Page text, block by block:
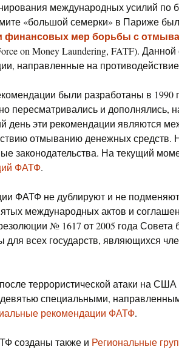
международных усилий по
«большой семерки» в Париже
финансовых мер борьбы с
on Money Laundering, FATF).
направленные на
были разработаны в 1990
пересматривались и дополнялись,
день эти рекомендации являются
отмыванию денежных средств.
законодательства. На текущий
ФАТФ.
ФАТФ не дублируют и не
международных актов и
№ 1617 от 2005 года
для всех государств, являющихся
террористической атаки на
специальными,
рекомендации ФАТФ.
созданы также и Региональные